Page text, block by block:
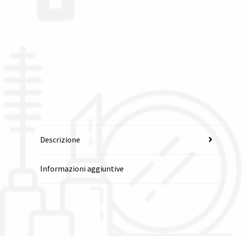
Descrizione
Informazioni aggiuntive